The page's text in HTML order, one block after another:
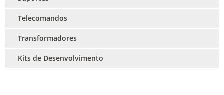
Telecomandos
Transformadores
Kits de Desenvolvimento